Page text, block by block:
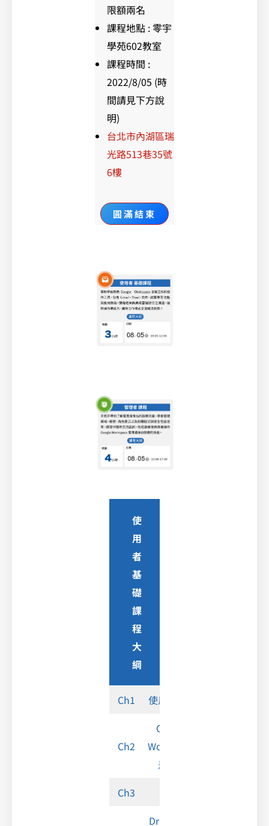
限額兩名
課程地點 : 零宇
學苑602教室
課程時間 :
2022/8/05 (時
間請見下方說
明)
台北市內湖區瑞
光路513巷35號
6樓
圓滿結束
使
用
者
基
礎
課
程
大
綱
Ch1 使用者基礎
Ch2
Google
Workspace
是甚麼
Ch3
Drive (雲端